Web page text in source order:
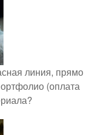
линия, прямо
(оплата